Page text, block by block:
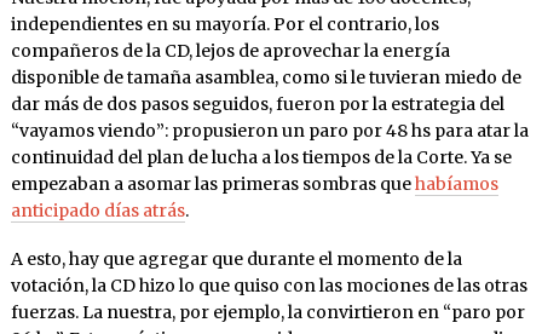
independientes en su mayoría. Por el contrario, los
compañeros de la CD, lejos de aprovechar la energía
disponible de tamaña asamblea, como si le tuvieran miedo de
dar más de dos pasos seguidos, fueron por la estrategia del
“vayamos viendo”: propusieron un paro por 48 hs para atar la
continuidad del plan de lucha a los tiempos de la Corte. Ya se
empezaban a asomar las primeras sombras quehabíamos
anticipado días atrás.
A esto, hay que agregar que durante el momento de la
votación, la CD hizo lo que quiso con las mociones de las otras
fuerzas. La nuestra, por ejemplo, la convirtieron en “paro por